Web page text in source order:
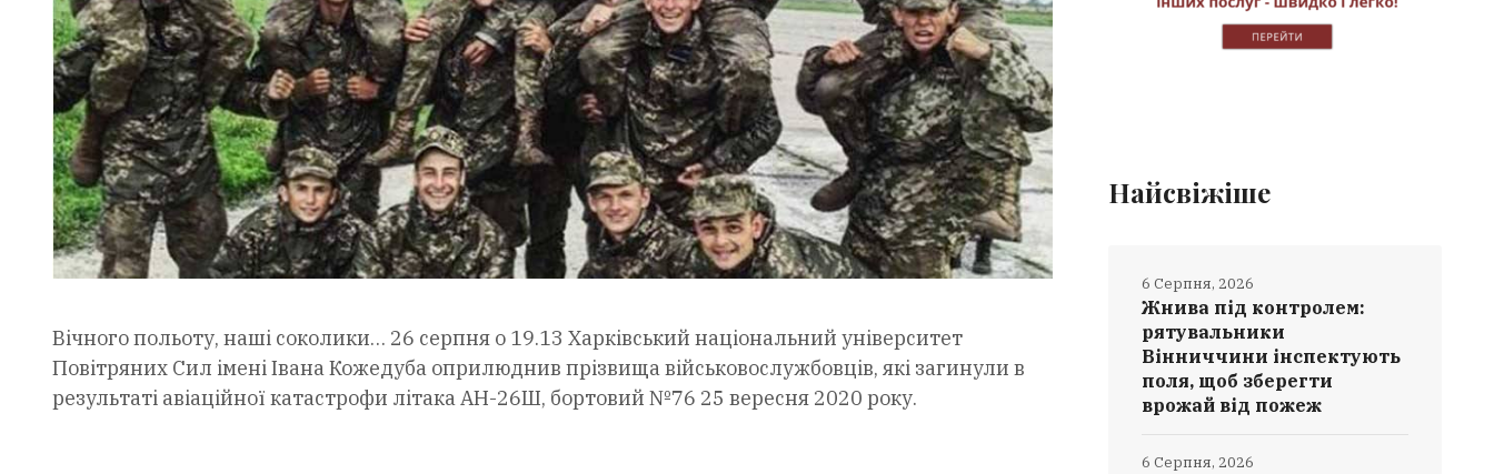
Вічного польоту, наші соколики… 26 серпня о 19.13 Харківський національний університет
Повітряних Сил імені Івана Кожедуба оприлюднив прізвища військовослужбовців, які загинули в
результаті авіаційної катастрофи літака АН-26Ш, бортовий №76 25 вересня 2020 року.
Найсвіжіше
Жнива під контролем:
рятувальники
Вінниччини інспектують
поля, щоб зберегти
врожай від пожеж
6 Серпня, 2026
6 Серпня, 2026